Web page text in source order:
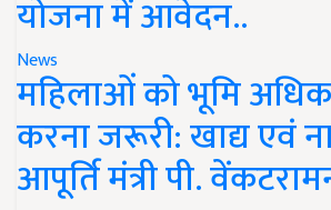
योजना में आवेदन..
News
महिलाओं को भूमि
करना जरूरी: खाद्य एवं
आपूर्ति मंत्री पी.